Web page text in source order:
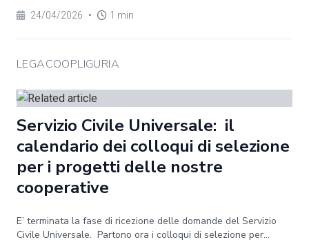
24/04/2026 • 1 min
LEGACOOPLIGURIA
Servizio Civile Universale: il
calendario dei colloqui di selezione
per i progetti delle nostre
cooperative
E’ terminata la fase di ricezione delle domande del Servizio
Civile Universale. Partono ora i colloqui di selezione per...